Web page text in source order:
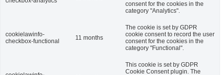
Cookie Consent plugin. The
cookie is used to store the user
category "Analytics".
The cookie is set by GDPR
cookie consent to record the user
category "Functional".